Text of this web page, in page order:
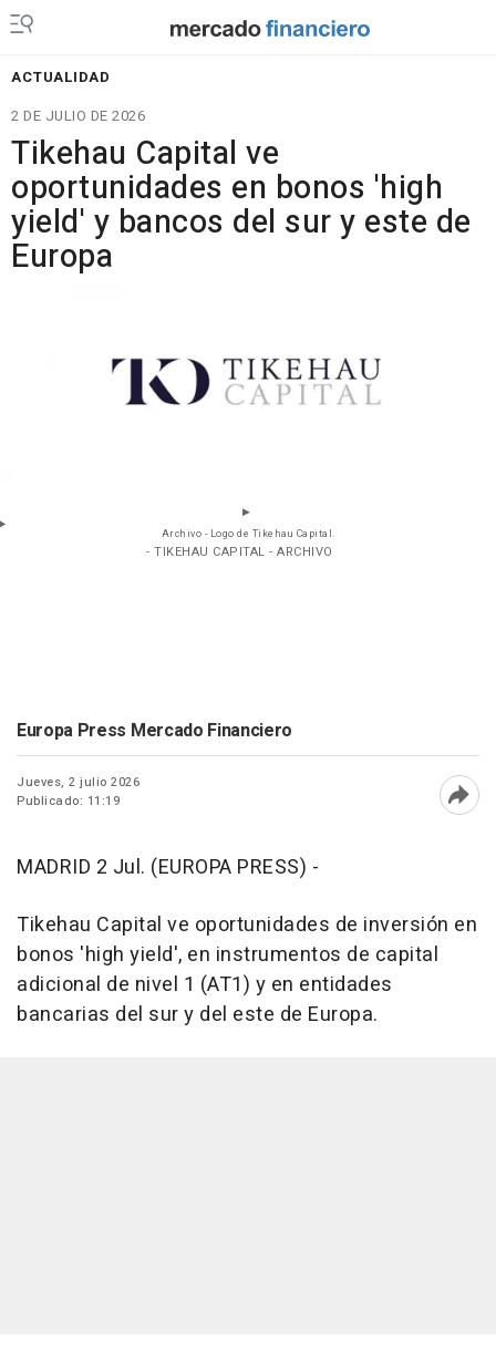
ACTUALIDAD
2 DE JULIO DE 2026
Tikehau Capital ve
oportunidades en bonos 'high
yield' y bancos del sur y este de
Europa
Archivo - Logo de Tikehau Capital.
- TIKEHAU CAPITAL - ARCHIVO
Europa Press Mercado Financiero
Jueves, 2 julio 2026
Publicado: 11:19
MADRID 2 Jul. (EUROPA PRESS) -
Tikehau Capital ve oportunidades de inversión en
bonos 'high yield', en instrumentos de capital
adicional de nivel 1 (AT1) y en entidades
bancarias del sur y del este de Europa.